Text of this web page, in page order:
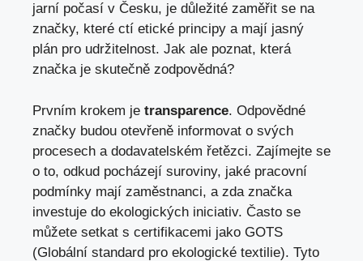
jarní počasí v Česku, je důležité zaměřit se na
značky, které ctí etické principy a mají jasný
plán pro udržitelnost. Jak ale poznat, která
značka je skutečně zodpovědná?
Prvním krokem je transparence. Odpovědné
značky budou otevřeně informovat o svých
procesech a dodavatelském řetězci. Zajímejte se
o to, odkud pocházejí suroviny, jaké pracovní
podmínky mají zaměstnanci, a zda značka
investuje do ekologických iniciativ. Často se
můžete setkat s certifikacemi jako GOTS
(Globální standard pro ekologické textilie). Tyto